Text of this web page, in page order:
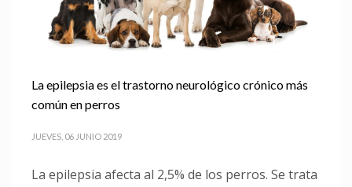
La epilepsia es el trastorno neurológico crónico más
común en perros
JUEVES, 06 JUNIO 2019
La epilepsia afecta al 2,5% de los perros. Se trata